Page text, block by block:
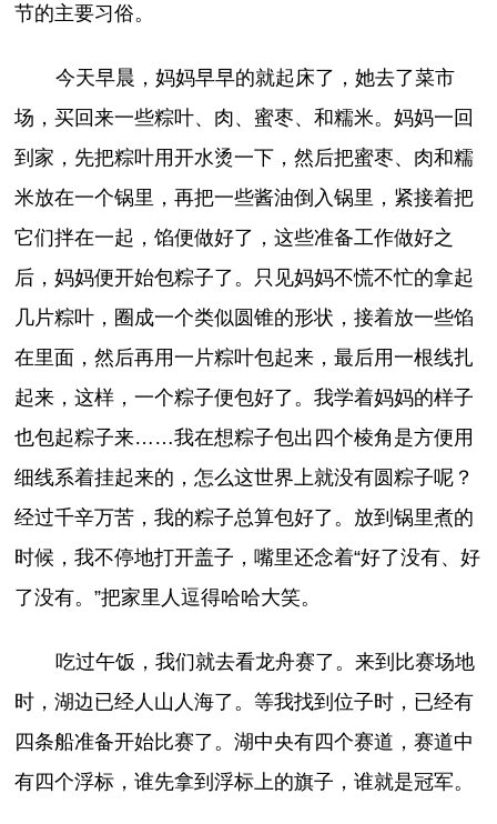
节的主要习俗。
今天早晨，妈妈早早的就起床了，她去了菜市
场，买回来一些粽叶、肉、蜜枣、和糯米。妈妈一回
到家，先把粽叶用开水烫一下，然后把蜜枣、肉和糯
米放在一个锅里，再把一些酱油倒入锅里，紧接着把
它们拌在一起，馅便做好了，这些准备工作做好之
后，妈妈便开始包粽子了。只见妈妈不慌不忙的拿起
几片粽叶，圈成一个类似圆锥的形状，接着放一些馅
在里面，然后再用一片粽叶包起来，最后用一根线扎
起来，这样，一个粽子便包好了。我学着妈妈的样子
也包起粽子来……我在想粽子包出四个棱角是方便用
细线系着挂起来的，怎么这世界上就没有圆粽子呢？
经过千辛万苦，我的粽子总算包好了。放到锅里煮的
时候，我不停地打开盖子，嘴里还念着“好了没有、好
了没有。”把家里人逗得哈哈大笑。
吃过午饭，我们就去看龙舟赛了。来到比赛场地
时，湖边已经人山人海了。等我找到位子时，已经有
四条船准备开始比赛了。湖中央有四个赛道，赛道中
有四个浮标，谁先拿到浮标上的旗子，谁就是冠军。